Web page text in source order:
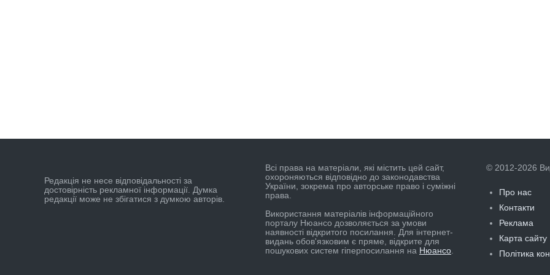
Редакцiя не несе вiдповiдальностi за
достовiрнiсть рекламної iнформацiї. Думка
редакцiї може не збiгатися з думкою авторiв.
Всі права на матеріали, які містить цей сайт,
охороняються відповідно до законодавства
України, зокрема про авторське право і суміжні
права.
Використання матеріалів інформаційного
порталу Нюансо дозволяється за умови
наявності відкритого посилання. Для інтернет-
видань обов'язковим є пряме, відкрите для
пошукових систем гіперпосилання на Нюансо
© 2012-2026
Про нас
Контакти
Реклама
Карта сайту
Політика